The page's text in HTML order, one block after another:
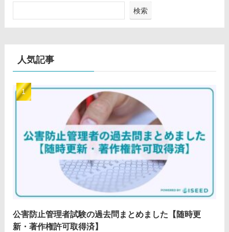
検索
人気記事
公害防止管理者試験の過去問まとめました【随時更
新・著作権許可取得済】